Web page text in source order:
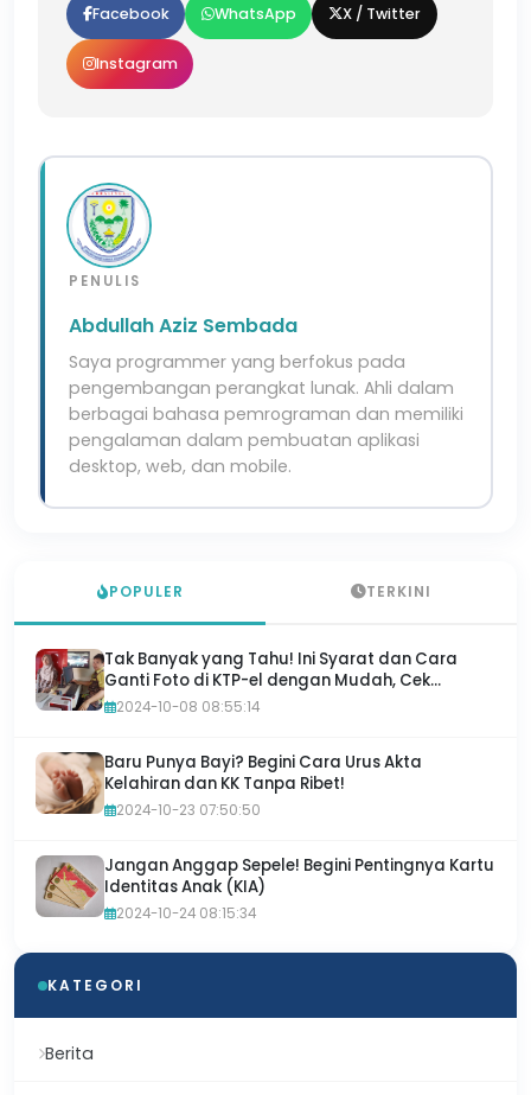
Facebook WhatsApp X / Twitter
Instagram
PENULIS
Abdullah Aziz Sembada
Saya programmer yang berfokus pada
pengembangan perangkat lunak. Ahli dalam
berbagai bahasa pemrograman dan memiliki
pengalaman dalam pembuatan aplikasi
desktop, web, dan mobile.
POPULER TERKINI
Tak Banyak yang Tahu! Ini Syarat dan Cara
Ganti Foto di KTP-el dengan Mudah, Cek
Sekarang!
2024-10-08 08:55:14
Baru Punya Bayi? Begini Cara Urus Akta
Kelahiran dan KK Tanpa Ribet!
2024-10-23 07:50:50
Jangan Anggap Sepele! Begini Pentingnya Kartu
Identitas Anak (KIA)
2024-10-24 08:15:34
KATEGORI
Berita